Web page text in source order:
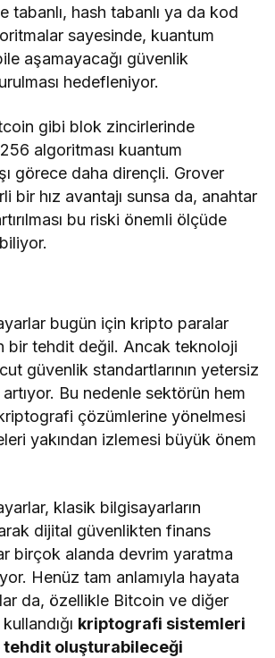
tabanlı, hash tabanlı ya da kod
sayesinde, kuantum
aşamayacağı güvenlik
hedefleniyor.
gibi blok zincirlerinde
algoritması kuantum
görece daha dirençli. Grover
bir hız avantajı sunsa da, anahtar
bu riski önemli ölçüde
bugün için kripto paralar
bir tehdit değil. Ancak teknoloji
güvenlik standartlarının yetersiz
artıyor. Bu nedenle sektörün hem
çözümlerine yönelmesi
yakından izlemesi büyük önem
klasik bilgisayarların
dijital güvenlikten finans
birçok alanda devrim yaratma
Henüz tam anlamıyla hayata
da, özellikle Bitcoin ve diğer
kriptografi sistemleri
oluşturabileceği